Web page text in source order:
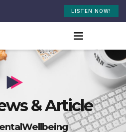
LISTEN NOW!
& Article